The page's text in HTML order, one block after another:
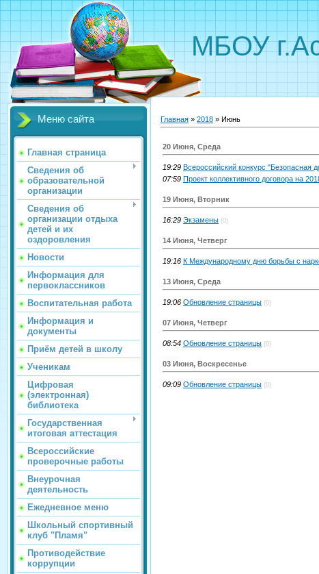
МБОУ
Меню сайта
Главная страница
Сведения об
образовательной
организации
Сведения об
организации отдыха
детей и их
оздоровления
Новости
Информация для
первоклассников
Воспитательная работа
Информация и
документы
Приём детей в школу
Ученикам
Цифровая
(электронная)
библиотека
Государственная
итоговая аттестация
Всероссийские
проверочные работы
Внеурочная
деятельность
Ежедневное меню
Школьный спортивный
клуб "Пламя"
Противодействие
коррупции
Главная » 2018 » Июнь
20 Июня, Среда
19:29 Всероссийский конкурс "Безопасная
07:59 Проект коллективного договора на
19 Июня, Вторник
16:29 Экзамены (0)
14 Июня, Четверг
19:16 К Международному дню борьбы с
13 Июня, Среда
19:06 Обновление страницы (0)
07 Июня, Четверг
08:54 Обновление страницы (0)
03 Июня, Воскресенье
09:09 Обновление страницы (0)